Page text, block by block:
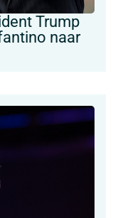
Trump
naar